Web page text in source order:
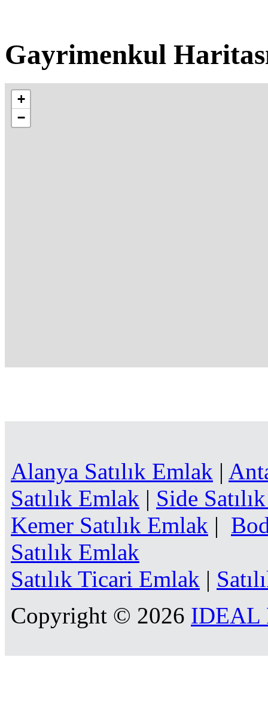
Gayrimenkul
+
−
Alanya Satılık Emlak |
Satılık Emlak | Side
Kemer Satılık Emlak |
Satılık Emlak
Satılık Ticari Emlak |
Copyright © 2026 IDEAL